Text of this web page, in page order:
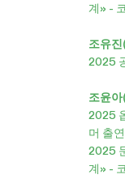
계» -
조유
2025
조윤
2025
머 출연
2025
계» -